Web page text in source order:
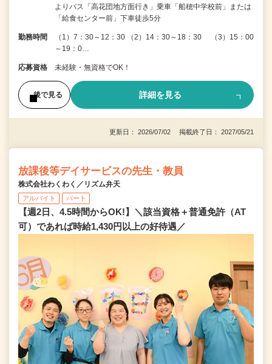
よりバス「高花団地方面行き」乗車「船穂中学校前」または
「給食センター前」下車徒歩5分
勤務時間
（1）7：30～12：30 （2）14：30～18：30 （3）15：00
～19：0…
応募資格 未経験・無資格でOK！
後で見る 詳細を見る
更新日： 2026/07/02 掲載終了日： 2027/05/21
放課後等デイサービスの先生・教員
株式会社わくわく／リズム弁天
アルバイト パート
【週2日、4.5時間からOK!】＼該当資格＋普通免許（AT
可）であれば時給1,430円以上の好待遇／